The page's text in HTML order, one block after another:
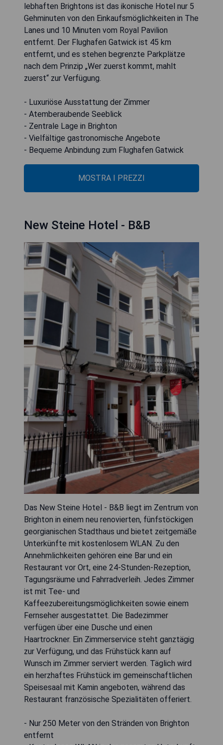
lebhaften Brightons ist das ikonische Hotel nur 5
Gehminuten von den Einkaufsmöglichkeiten in The
Lanes und 10 Minuten vom Royal Pavilion
entfernt. Der Flughafen Gatwick ist 45 km
entfernt, und es stehen begrenzte Parkplätze
nach dem Prinzip „Wer zuerst kommt, mahlt
zuerst“ zur Verfügung.
- Luxuriöse Ausstattung der Zimmer
- Atemberaubende Seeblick
- Zentrale Lage in Brighton
- Vielfältige gastronomische Angebote
- Bequeme Anbindung zum Flughafen Gatwick
MOSTRA I PREZZI
New Steine Hotel - B&B
Das New Steine Hotel - B&B liegt im Zentrum von
Brighton in einem neu renovierten, fünfstöckigen
georgianischen Stadthaus und bietet zeitgemäße
Unterkünfte mit kostenlosem WLAN. Zu den
Annehmlichkeiten gehören eine Bar und ein
Restaurant vor Ort, eine 24-Stunden-Rezeption,
Tagungsräume und Fahrradverleih. Jedes Zimmer
ist mit Tee- und
Kaffeezubereitungsmöglichkeiten sowie einem
Fernseher ausgestattet. Die Badezimmer
verfügen über eine Dusche und einen
Haartrockner. Ein Zimmerservice steht ganztägig
zur Verfügung, und das Frühstück kann auf
Wunsch im Zimmer serviert werden. Täglich wird
ein herzhaftes Frühstück im gemeinschaftlichen
Speisesaal mit Kamin angeboten, während das
Restaurant französische Spezialitäten offeriert.
- Nur 250 Meter von den Stränden von Brighton
entfernt